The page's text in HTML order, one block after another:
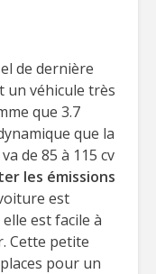
de dernière
un véhicule très
que 3.7
que la
de 85 à 115 cv
les émissions
est
est facile à
Cette petite
pour un